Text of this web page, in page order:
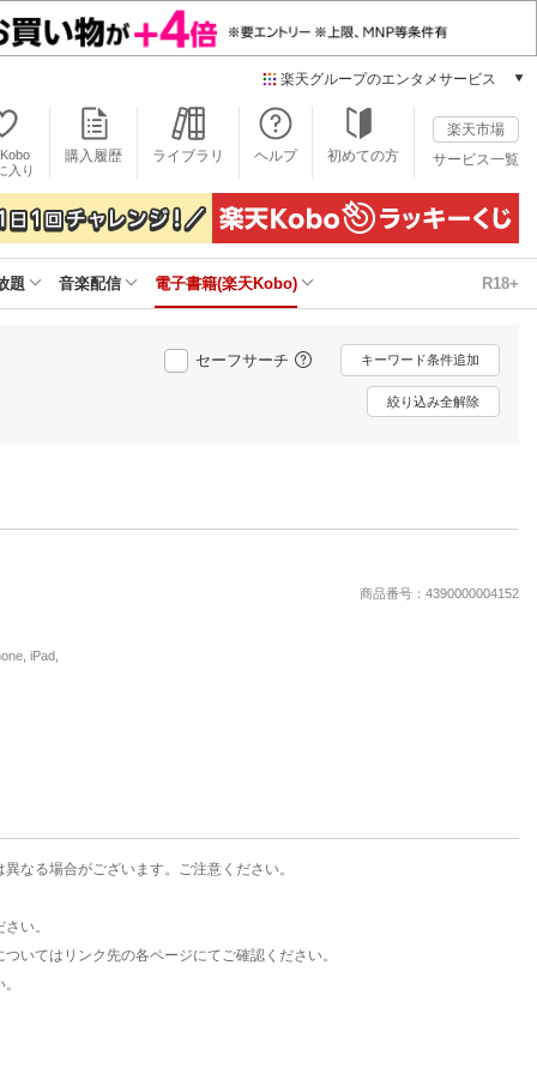
楽天グループのエンタメサービス
本/ゲーム/CD/DVD
楽天ブックス
電子書籍
楽天Kobo
雑誌読み放題
楽天ミュージック
動画配信
楽天TV
動画配信ガイド
推し楽
入り
購入履歴 ライブラリ ヘルプ 初めての方
楽天市場
サービス一覧
題 音楽配信 電子書籍(楽天Kobo) R18+
セーフサーチ キーワード条件追加
絞り込み全解除
商品番号：4390000004152
iPad,
なる場合がございます。ご注意ください。
い。
いてはリンク先の各ページにてご確認ください。